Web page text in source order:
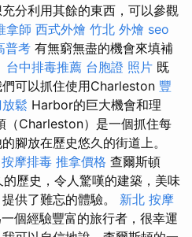
分利用其餘的東西，可以參觀
拿師 西式外燴 竹北 外燴 seo
普考 有無窮無盡的機會來填補
台中排毒推薦 台胞證 照片 既
可以抓住使用Charleston 豐
鬆 Harbor的巨大機會和理
（Charleston）是一個抓住每
腳放在歷史悠久的街道上。
摩排毒 推拿價格 查爾斯頓
歷史，令人驚嘆的建築，美味
供了難忘的體驗。 新北 按摩
個經驗豐富的旅行者，很幸運